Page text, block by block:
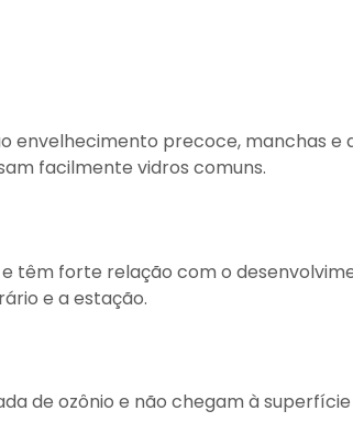
envelhecimento precoce, manchas e
facilmente vidros comuns.
têm forte relação com o
e a estação.
de ozônio e não chegam à superfície